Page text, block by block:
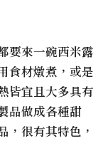
要來一碗西米露
食材燉煮，或是
皆宜且大多具有
品做成各種甜
，很有其特色，